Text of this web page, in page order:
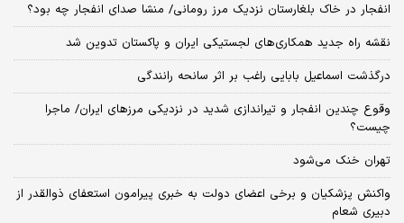
انفجار در خاک بلغارستان نزدیک مرز رومانی/ منشا صدای انفجار چه بود؟
نقشه راه جدید همکاری‌های لجستیکی ایران و پاکستان تدوین شد
درگذشت اسماعیل بابایی راغب بر اثر سانحه رانندگی
وقوع چندین انفجار و تیراندازی شدید در نزدیکی مرز‌های ایران/ ماجرا
چیست؟
تهران خنک می‌شود
واکنش پزشکیان و برخی اعضای دولت به خبری پیرامون استعفای ذوالقدر از
دبیری شعام